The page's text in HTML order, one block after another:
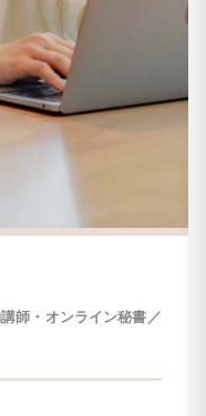
師・オンライン秘書／